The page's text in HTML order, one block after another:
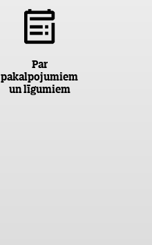
Par
pakalpojumiem
un līgumiem